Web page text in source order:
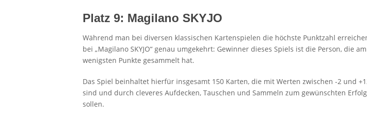
Platz 9: Magilano SKYJO
Während man bei diversen klassischen Kartenspielen die höchste Punktzahl
bei „Magilano SKYJO“ genau umgekehrt: Gewinner dieses Spiels ist die Person, die
wenigsten Punkte gesammelt hat.
Das Spiel beinhaltet hierfür insgesamt 150 Karten, die mit Werten zwischen -2 und
sind und durch cleveres Aufdecken, Tauschen und Sammeln zum gewünschten
sollen.